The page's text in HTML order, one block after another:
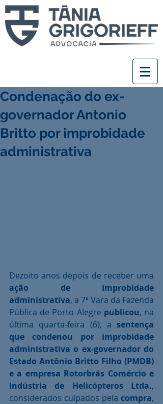
Condenação do ex-
governador Antonio
Britto por improbidade
administrativa
ação de improbidade
administrativa, a 7ª Vara da Fazenda
Pública de Porto Alegre publicou, na
última quarta-feira (6), a sentença
que condenou por improbidade
administrativa o ex-governador do
Estado Antônio Britto Filho (PMDB)
e a empresa Rotorbrás Comércio e
Indústria de Helicópteros Ltda.,
considerados culpados pela compra,